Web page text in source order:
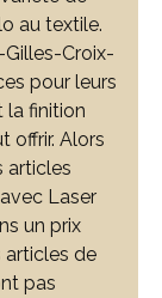
au textile.
Croix-
pour leurs
la finition
offrir. Alors
articles
Laser
un prix
articles de
pas